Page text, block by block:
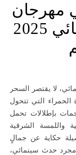
مهرجان
البحر الأحمر السينمائي 2025
التي تتحول
بإطلالات تحمل
واللمسة الشرقية
حكاية عن جمالٍ
مجرد حدث سينمائي،